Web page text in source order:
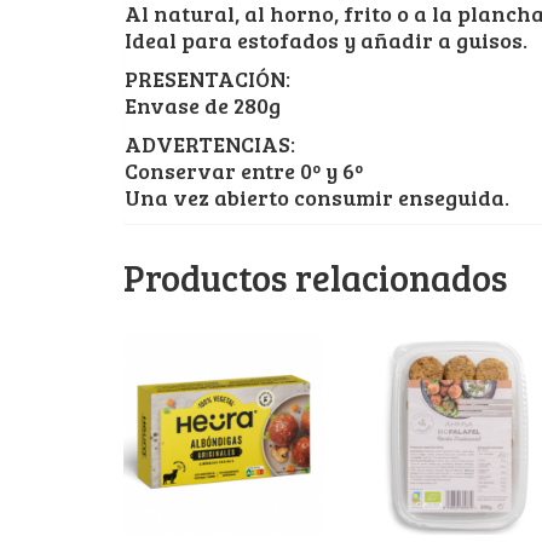
Al natural, al horno, frito o a la
Ideal para estofados y añadir a guisos.
PRESENTACIÓN:
Envase de 280g
ADVERTENCIAS:
Conservar entre 0º y 6º
Una vez abierto consumir enseguida.
Productos relacionados